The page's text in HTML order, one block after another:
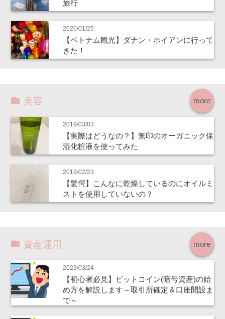
旅行
2020/01/25
【ベトナム観光】ダナン・ホイアンに行って
きた！
more
美容
2019/03/03
【実際はどうなの？】無印のオーガニック保
湿化粧液を使ってみた
2019/02/23
【驚愕】こんなに乾燥しているのにオイルミ
ストを使用していないの？
more
資産運用
2023/03/24
【初心者必見】ビットコイン(暗号資産)の始
め方を解説します～取引所確定＆口座開設ま
で～